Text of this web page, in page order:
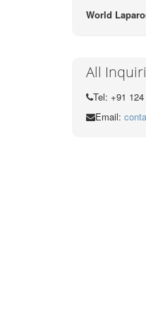
World
All
Tel: +91
Email: